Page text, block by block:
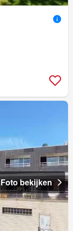
Foto bekijken